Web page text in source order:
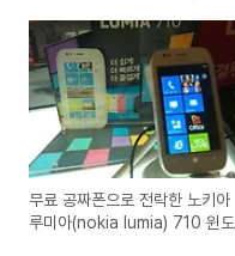
무료 공짜폰으로 전락한 노키아
루미아(nokia lumia) 710 윈도